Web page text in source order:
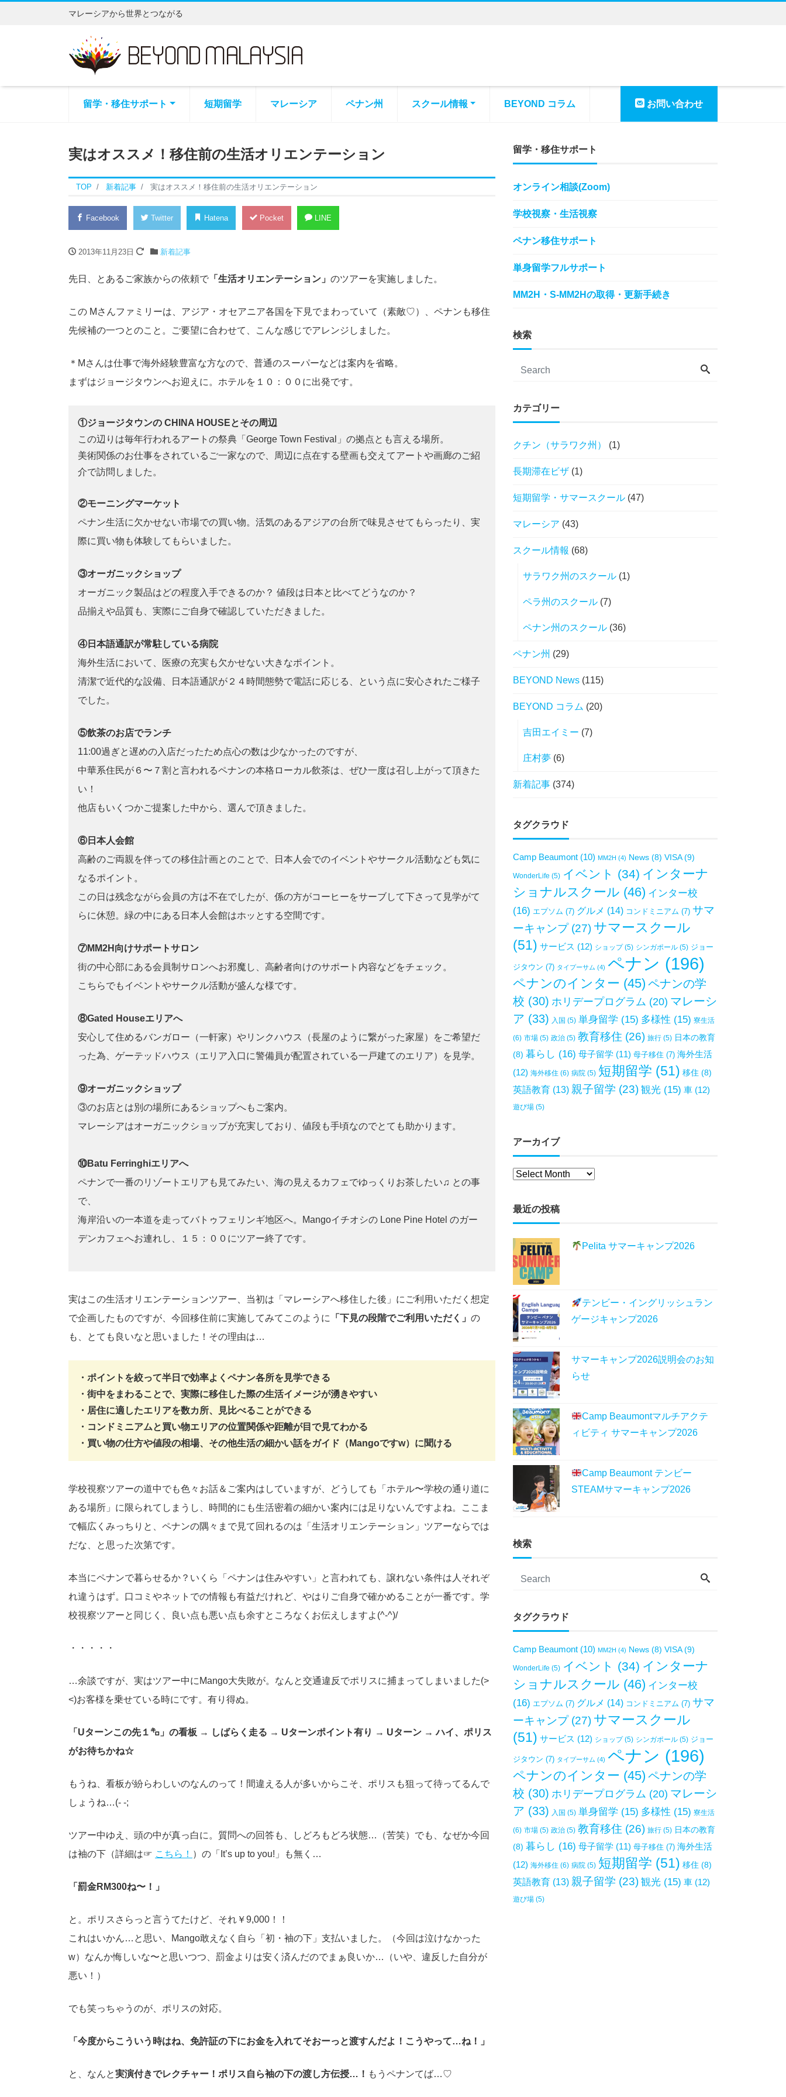
マレーシアから世界とつながる
留学・移住サポート 短期留学 マレーシア ペナン州 スクール情報 BEYOND コラム お問い合わせ
実はオススメ！移住前の生活オリエンテーション
TOP 新着記事 実はオススメ！移住前の生活オリエンテーション
Facebook Twitter Hatena Pocket LINE
2013年11月23日 新着記事
先日、とあるご家族からの依頼で 「生活オリエンテーション」 のツアーを実施しました。
この Mさんファミリーは、アジア・オセアニア各国を下見でまわっていて（素敵♡）、ペナンも移住
先候補の一つとのこと。ご要望に合わせて、こんな感じでアレンジしました。
＊Mさんは仕事で海外経験豊富な方なので、普通のスーパーなどは案内を省略。
まずはジョージタウンへお迎えに。ホテルを１０：００に出発です。
①ジョージタウンの CHINA HOUSEとその周辺
この辺りは毎年行われるアートの祭典「George Town Festival」の拠点とも言える場所。
美術関係のお仕事をされているご一家なので、周辺に点在する壁画も交えてアートや画廊のご紹
介で訪問しました。
②モーニングマーケット
ペナン生活に欠かせない市場での買い物。活気のあるアジアの台所で味見させてもらったり、実
際に買い物も体験してもらいました。
③オーガニックショップ
オーガニック製品はどの程度入手できるのか？ 値段は日本と比べてどうなのか？
品揃えや品質も、実際にご自身で確認していただきました。
④日本語通訳が常駐している病院
海外生活において、医療の充実も欠かせない大きなポイント。
清潔で近代的な設備、日本語通訳が２４時間態勢で電話に応じる、という点に安心されたご様子
でした。
⑤飲茶のお店でランチ
11:00過ぎと遅めの入店だったため点心の数は少なかったのですが、
中華系住民が６〜７割と言われるペナンの本格ローカル飲茶は、ぜひ一度は召し上がって頂きた
い！
他店もいくつかご提案した中から、選んで頂きました。
⑥日本人会館
高齢のご両親を伴っての移住計画とのことで、日本人会でのイベントやサークル活動なども気に
なるポイント。
この日は残念ながら会員の方は不在でしたが、係の方がコーヒーをサーブして下さって見学がて
らに休憩。緑の中にある日本人会館はホッとする空間です。
⑦MM2H向けサポートサロン
街の中心部にある会員制サロンへお邪魔し、高齢者向けのサポート内容などをチェック。
こちらでもイベントやサークル活動が盛んな様です。
⑧Gated Houseエリアへ
安心して住めるバンガロー（一軒家）やリンクハウス（長屋のように繋がった家屋）をご希望だ
った為、ゲーテッドハウス（エリア入口に警備員が配置されている一戸建てのエリア）を見学。
⑨オーガニックショップ
③のお店とは別の場所にあるショップへもご案内。
マレーシアはオーガニックショップが充実しており、値段も手頃なのでとても助かります。
⑩Batu Ferringhiエリアへ
ペナンで一番のリゾートエリアも見てみたい、海の見えるカフェでゆっくりお茶したい♫ との事
で、
海岸沿いの一本道を走ってバトゥフェリンギ地区へ。Mangoイチオシの Lone Pine Hotel のガー
デンカフェへお連れし、１５：００にツアー終了です。
実はこの生活オリエンテーションツアー、当初は「マレーシアへ移住した後」にご利用いただく想定
で企画したものですが、今回移住前に実施してみてこのように
「下見の段階でご利用いただく」 の
も、とても良いなと思いました！その理由は…
・ポイントを絞って半日で効率よくペナン各所を見学できる
・街中をまわることで、実際に移住した際の生活イメージが湧きやすい
・居住に適したエリアを数カ所、見比べることができる
・コンドミニアムと買い物エリアの位置関係や距離が目で見てわかる
・買い物の仕方や値段の相場、その他生活の細かい話をガイド（Mangoですw）に聞ける
学校視察ツアーの道中でも色々お話＆ご案内はしていますが、どうしても「ホテル〜学校の通り道に
ある場所」に限られてしまうし、時間的にも生活密着の細かい案内には足りないんですよね。ここま
で幅広くみっちりと、ペナンの隅々まで見て回れるのは「生活オリエンテーション」ツアーならでは
だな、と思った次第です。
本当にペナンで暮らせるか？いくら「ペナンは住みやすい」と言われても、譲れない条件は人それぞ
れ違うはず。口コミやネットでの情報も有益だけれど、やはりご自身で確かめることが一番です。学
校視察ツアーと同じく、良い点も悪い点も余すところなくお伝えしますよ(^-^)/
・・・・・
…余談ですが、実はツアー中にMango大失敗が。なんと交通違反でポリスに捕まってしまいました(>
<)お客様を乗せている時にです。有り得ぬ。
「Uターンこの先１㌔」の看板 → しばらく走る → Uターンポイント有り → Uターン → ハイ、ポリス
がお待ちかね☆
もうね、看板が紛らわしいのなんのって！間違える人が多いからこそ、ポリスも狙って待ってるんで
しょうね…(- -;
ツアー中ゆえ、頭の中が真っ白に。質問への回答も、しどろもどろ状態…（苦笑）でも、なぜか今回
は袖の下（詳細は☞ こちら！ ）の「It’s up to you!」も無く…
「罰金RM300ね〜！」
と。ポリスさらっと言うてたけど、それ￥9,000！！
これはいかん…と思い、Mango敢えなく自ら「初・袖の下」支払いました。（今回は泣けなかった
w）なんか悔しいな〜と思いつつ、罰金よりは安く済んだのでまぁ良いか…（いや、違反した自分が
悪い！）
でも笑っちゃうのが、ポリスの対応。
「今度からこういう時はね、免許証の下にお金を入れてそおーっと渡すんだよ！こうやって…ね！」
と、なんと実演付きでレクチャー！ポリス自ら袖の下の渡し方伝授…！ もうペナンてば…♡
留学・移住サポート
オンライン相談(Zoom)
学校視察・生活視察
ペナン移住サポート
単身留学フルサポート
MM2H・S-MM2Hの取得・更新手続き
検索
カテゴリー
クチン（サラワク州） (1)
長期滞在ビザ (1)
短期留学・サマースクール (47)
マレーシア (43)
スクール情報 (68)
サラワク州のスクール (1)
ペラ州のスクール (7)
ペナン州のスクール (36)
ペナン州 (29)
BEYOND News (115)
BEYOND コラム (20)
吉田エイミー (7)
庄村夢 (6)
新着記事 (374)
タグクラウド
Camp Beaumont (10) MM2H (4) News (8) VISA(9)
WonderLife (5) イベント (34) インターナ
ショナルスクール (46) インター校
(16) エプソム (7) グルメ (14) コンドミニアム (7) サマ
ーキャンプ(27) サマースクール
(51) サービス (12) ショップ(5) シンガポール (5) ジョー
ジタウン (7) タイプーサム (4) ペナン (196)
ペナンのインター (45) ペナンの学
校 (30) ホリデープログラム (20) マレーシ
ア (33) 入国 (5) 単身留学 (15) 多様性 (15) 寮生活
(6) 市場 (5) 政治 (5) 教育移住 (26) 旅行 (5) 日本の教育
(8) 暮らし (16) 母子留学 (11) 母子移住 (7) 海外生活
(12) 海外移住 (6) 病院 (5) 短期留学 (51) 移住 (8)
英語教育 (13) 親子留学 (23) 観光 (15) 車 (12)
遊び場 (5)
アーカイブ
最近の投稿
Pelita サマーキャンプ2026
テンビー・イングリッシュラン
ゲージキャンプ2026
サマーキャンプ2026説明会のお知
らせ
Camp Beaumontマルチアクテ
ィビティ サマーキャンプ2026
Camp Beaumont テンビー
STEAMサマーキャンプ2026
検索
タグクラウド
Camp Beaumont (10) MM2H (4) News (8) VISA(9)
WonderLife (5) イベント (34) インターナ
ショナルスクール (46) インター校
(16) エプソム (7) グルメ (14) コンドミニアム (7) サマ
ーキャンプ(27) サマースクール
(51) サービス (12) ショップ(5) シンガポール (5) ジョー
ジタウン (7) タイプーサム (4) ペナン (196)
ペナンのインター (45) ペナンの学
校 (30) ホリデープログラム (20) マレーシ
ア (33) 入国 (5) 単身留学 (15) 多様性 (15) 寮生活
(6) 市場 (5) 政治 (5) 教育移住 (26) 旅行 (5) 日本の教育
(8) 暮らし (16) 母子留学 (11) 母子移住 (7) 海外生活
(12) 海外移住 (6) 病院 (5) 短期留学 (51) 移住 (8)
英語教育 (13) 親子留学 (23) 観光 (15) 車 (12)
遊び場 (5)